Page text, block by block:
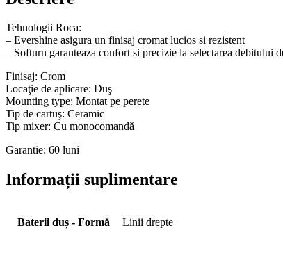
Tehnologii Roca:
– Evershine asigura un finisaj cromat lucios si rezistent
– Softurn garanteaza confort si precizie la selectarea debitului
Finisaj: Crom
Locaţie de aplicare: Duş
Mounting type: Montat pe perete
Tip de cartuş: Ceramic
Tip mixer: Cu monocomandă
Garantie: 60 luni
Informații suplimentare
Baterii duș - Formă Linii drepte